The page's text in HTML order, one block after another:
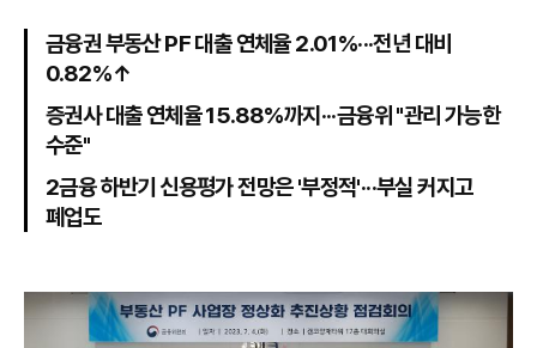
금융권 부동산 PF 대출 연체율 2.01%···전년 대비
0.82%↑
증권사 대출 연체율 15.88%까지···금융위 "관리 가능한
수준"
2금융 하반기 신용평가 전망은 '부정적'···부실 커지고
폐업도